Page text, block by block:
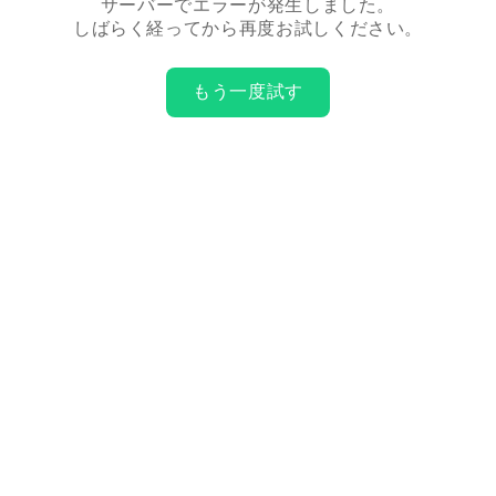
サーバーでエラーが発生しました。
しばらく経ってから再度お試しください。
もう一度試す